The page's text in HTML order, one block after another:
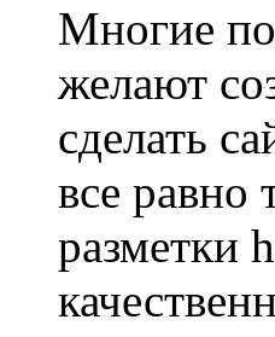
Многие
желают
сделать
все равно
разметки